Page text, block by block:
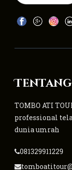
Tentang
TOMBO ATI
professional
dunia umrah
081329911229